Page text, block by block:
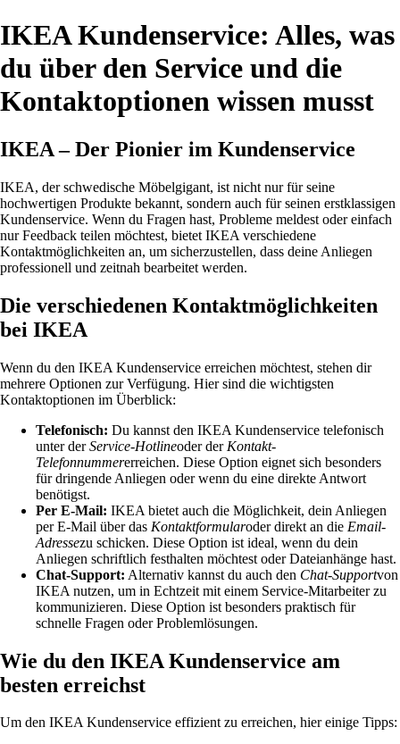
IKEA Kundenservice: Alles, was
du über den Service und die
Kontaktoptionen wissen musst
IKEA – Der Pionier im Kundenservice
IKEA, der schwedische Möbelgigant, ist nicht nur für seine
hochwertigen Produkte bekannt, sondern auch für seinen erstklassigen
Kundenservice. Wenn du Fragen hast, Probleme meldest oder einfach
nur Feedback teilen möchtest, bietet IKEA verschiedene
Kontaktmöglichkeiten an, um sicherzustellen, dass deine Anliegen
professionell und zeitnah bearbeitet werden.
Die verschiedenen Kontaktmöglichkeiten
bei IKEA
Wenn du den IKEA Kundenservice erreichen möchtest, stehen dir
mehrere Optionen zur Verfügung. Hier sind die wichtigsten
Kontaktoptionen im Überblick:
Telefonisch: Du kannst den IKEA Kundenservice telefonisch
unter derService-Hotlineoder der Kontakt-
Telefonnummererreichen. Diese Option eignet sich besonders
für dringende Anliegen oder wenn du eine direkte Antwort
benötigst.
Per E-Mail: IKEA bietet auch die Möglichkeit, dein Anliegen
per E-Mail über das Kontaktformularoder direkt an die Email-
Adressezu schicken. Diese Option ist ideal, wenn du dein
Anliegen schriftlich festhalten möchtest oder Dateianhänge hast.
Chat-Support: Alternativ kannst du auch den Chat-Supportvon
IKEA nutzen, um in Echtzeit mit einem Service-Mitarbeiter zu
kommunizieren. Diese Option ist besonders praktisch für
schnelle Fragen oder Problemlösungen.
Wie du den IKEA Kundenservice am
besten erreichst
Um den IKEA Kundenservice effizient zu erreichen, hier einige Tipps: